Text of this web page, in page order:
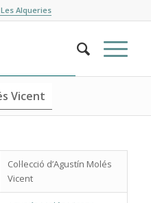
Alqueries
Vicent
Col·lecció d’Agustín Molés
Vicent